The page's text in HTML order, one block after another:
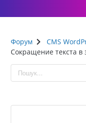
Форум
CMS
Сокращение текста в